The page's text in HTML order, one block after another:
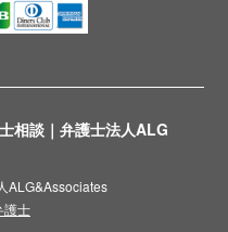
相談｜弁護士法人ALG
ALG&Associates
護士